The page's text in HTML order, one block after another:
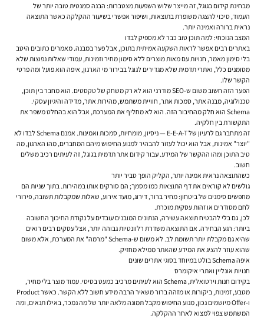
מבחינת קידום בגוגל, זה מייצר שלוש השפעות מצטברות: הבנה סמנטית טובה יותר של
העמוד, סיכוי להצגה משופרת בתוצאות, ושיפור אפשרי בשיעור ההקלקה כאשר התוצאה
נראית ברורה ואמינה יותר.
המצב הנוכחי: למה תוכן טוב כבר לא מספיק לבדו
באתרים רבים אפשר לראות השקעה אמיתית בתוכן, אבל פער במבנה. מאמרים כתובים היטב
בלי סימון מאמר, חנויות עם מאות מוצרים ללא סימון מחיר וזמינות, עמודי שאלות נפוצות שלא
מסומנים כלל, ואתרי תדמית שלא מגדירים לגוגל בבירור מי הארגון, איפה הוא פועל ומה פרטי
הקשר שלו.
הפער הזה חשוב משום ש-SEO מודרני הוא לא רק משחק של טקסטים. הוא מחבר בין תוכן,
טכנולוגיה, מבנה אתר, סמכות אתר, חוויית משתמש, מהירות אתר, מדידה והיגיון עסקי.
Schema הוא חלק מהחיבור הזה. הוא לא מחליף את המערכת, אבל הוא בהחלט משפר את
התקשורת בין חלקיה.
זה מתחבר גם לרעיון של E-E-A-T — ניסיון, מומחיות, סמכות ואמינות. אמנם Schema לבדו לא
"יוצר" אמינות, אבל הוא יכול לעזור להבהיר למנוע החיפוש מיהם המחברים, מהו הארגון, מה
טיב התוכן ומהו ההקשר של המידע. עבור קידום אתר תדמית בגוגל, זה לעיתים רכיב משלים
חשוב.
כשהתוצאה נראית אמינה יותר, הקליק הופך סביר יותר
גולשים לא קוראים את דף התוצאות כמו מסמך; הם סורקים אותו במהירות. בתוך שניות הם
מחפשים סימנים של ביטחון: מחיר ברור, דירוג, מועד אירוע, שאלות שמקבלות תשובה, פירורי
לחם מסודרים או זהות עסקית מוכרת.
לכן, גם בלי להבטיח תוצאה עשירה, הנתונים המובנים עובדים על נקודת החיכוך החשובה
ביותר: רגע הבחירה. אם התוצאה משדרת רלוונטיות גבוהה יותר, אצל עסקים רבים רואים
שהיא גם מקבלת יותר תשומת לב. לא משום ש-Schema "מרמה" את המערכת, אלא משום
שהוא עוזר להציג את המידע שהאתר ממילא מחזיק.
איפה Schema בולט במיוחד בסוגי אתרים שונים
חנויות אונליין ואתרי איקומרס
בקידום חנות וירטואלית, Schema הוא לעיתים מרכיב כמעט בסיסי. עמוד מוצר בלי מחיר,
מטבע, זמינות, ביקורות או מזהה ברור משאיר הרבה מידע חשוב ללא הקשר. כאשר Product
ו-Offer מיושמים נכון, מנוע החיפוש מקבל תמונה מלאה יותר של מה נמכר, באילו תנאים, ומה
המשתמש צפוי למצוא לאחר ההקלקה.